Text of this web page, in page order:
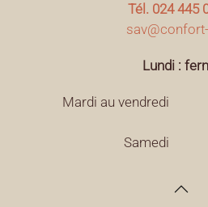
Tél. 024 445
Lundi :
Mardi au vendredi
Samedi